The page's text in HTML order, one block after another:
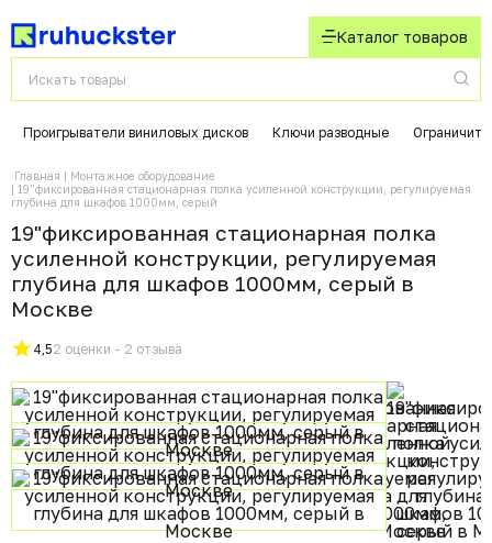
Каталог товаров
Проигрыватели виниловых дисков Ключи разводные
Главная
Монтажное оборудование
19"фиксированная стационарная полка усиленной конструкции, регулируемая
глубина для шкафов 1000мм, серый
19"фиксированная стационарная полка
усиленной конструкции, регулируемая
глубина для шкафов 1000мм, серый в
Москвe
4,52 оценки - 2 отзыва